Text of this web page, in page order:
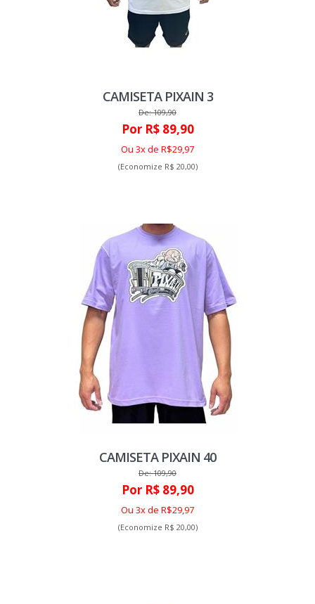
CAMISETA PIXAIN 3
De: 109,90
Por R$ 89,90
Ou 3x de R$29,97
(Economize R$ 20,00)
CAMISETA PIXAIN 40
De: 109,90
Por R$ 89,90
Ou 3x de R$29,97
(Economize R$ 20,00)